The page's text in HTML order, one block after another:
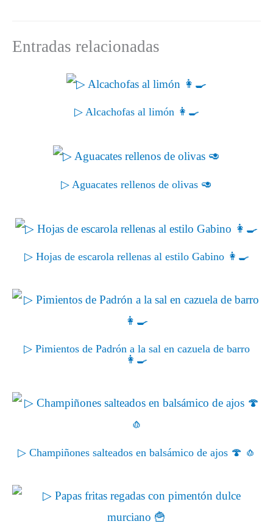
Entradas relacionadas
▷ Alcachofas al limón 👩‍🍳
▷ Aguacates rellenos de olivas 🥑
▷ Hojas de escarola rellenas al estilo Gabino 👩‍🍳
▷ Pimientos de Padrón a la sal en cazuela de barro
👩‍🍳
▷ Champiñones salteados en balsámico de ajos 🍄 🧄